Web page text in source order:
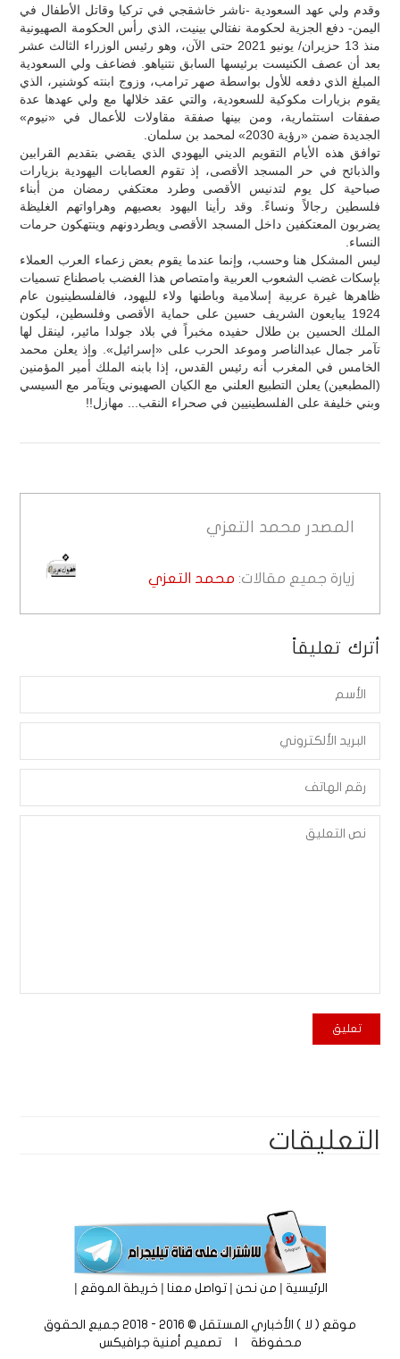
وقدم ولي عهد السعودية -ناشر خاشقجي في تركيا وقاتل الأطفال في
اليمن- دفع الجزية لحكومة نفتالي بينيت، الذي رأس الحكومة الصهيونية
منذ 13 حزيران/ يونيو 2021 حتى الآن، وهو رئيس الوزراء الثالث عشر
بعد أن عصف الكنيست برئيسها السابق نتنياهو. فضاعف ولي السعودية
المبلغ الذي دفعه للأول بواسطة صهر ترامب، وزوج ابنته كوشنير، الذي
يقوم بزيارات مكوكية للسعودية، والتي عقد خلالها مع ولي عهدها عدة
صفقات استثمارية، ومن بينها صفقة مقاولات للأعمال في «نيوم»
الجديدة ضمن «رؤية 2030» لمحمد بن سلمان.
توافق هذه الأيام التقويم الديني اليهودي الذي يقضي بتقديم القرابين
والذبائح في حر المسجد الأقصى، إذ تقوم العصابات اليهودية بزيارات
صباحية كل يوم لتدنيس الأقصى وطرد معتكفي رمضان من أبناء
فلسطين رجالاً ونساءً. وقد رأينا اليهود بعصيهم وهراواتهم الغليظة
يضربون المعتكفين داخل المسجد الأقصى ويطردونهم وينتهكون حرمات
النساء.
ليس المشكل هنا وحسب، وإنما عندما يقوم بعض زعماء العرب العملاء
بإسكات غضب الشعوب العربية وامتصاص هذا الغضب باصطناع تسميات
ظاهرها غيرة عربية إسلامية وباطنها ولاء لليهود، فالفلسطينيون عام
1924 يبايعون الشريف حسين على حماية الأقصى وفلسطين، ليكون
الملك الحسين بن طلال حفيده مخبراً في بلاد جولدا مائير، لينقل لها
تآمر جمال عبدالناصر وموعد الحرب على «إسرائيل». وإذ يعلن محمد
الخامس في المغرب أنه رئيس القدس، إذا بابنه الملك أمير المؤمنين
(المطبعين) يعلن التطبيع العلني مع الكيان الصهيوني ويتآمر مع السيسي
وبني خليفة على الفلسطينيين في صحراء النقب... مهازل!!
المصدر محمد التعزي
زيارة جميع مقالات: محمد التعزي
أترك تعليقاً
التعليقات
الرئيسية|من نحن|تواصل معنا|خريطة الموقع |
موقع ( لا ) الأخباري المستقل © 2016 - 2018 جميع الحقوق
محفوظة | تصميم أمنية جرافيكس